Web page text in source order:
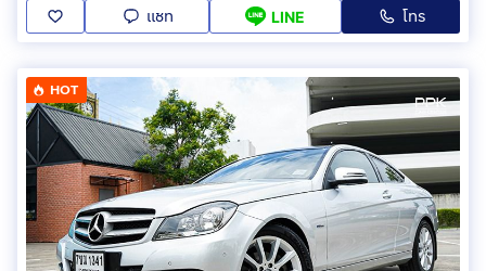
แชท LINE โทร
HOT